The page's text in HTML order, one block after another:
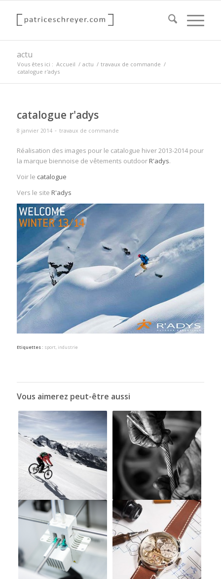
actu
Vous êtes ici : Accueil / actu / travaux de commande /
catalogue r'adys
catalogue r'adys
8 janvier 2014 - travaux de commande
Réalisation des images pour le catalogue hiver 2013-2014 pour
la marque biennoise de vêtements outdoorR'adys.
Voir le catalogue
Vers le site R'adys
Etiquettes : sport, industrie
Vous aimerez peut-être aussi